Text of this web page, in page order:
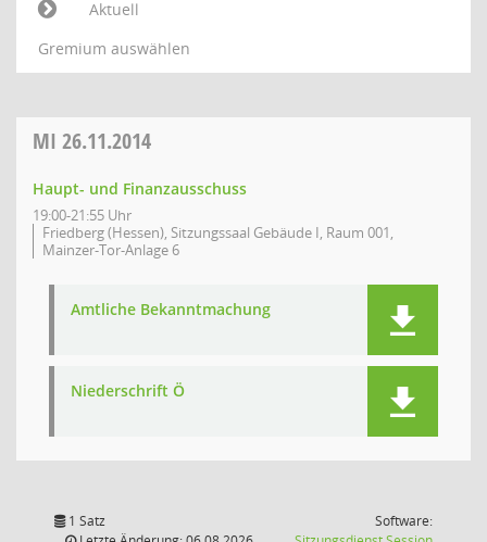
Aktuell
Gremium auswählen
MI 26.11.2014
Haupt- und Finanzausschuss
19:00-21:55 Uhr
Friedberg (Hessen), Sitzungssaal Gebäude I, Raum 001,
Mainzer-Tor-Anlage 6
Amtliche Bekanntmachung
Niederschrift Ö
1 Satz
Software: